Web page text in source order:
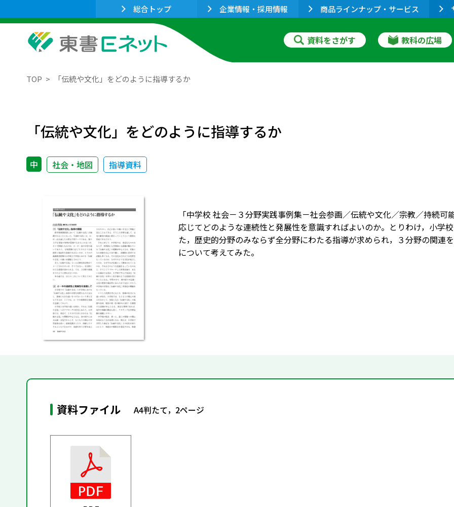
総合トップ 企業情報・採用情報 商品ラインナップ・サービス
資料をさがす 教科の広場
TOP 「伝統や文化」をどのように指導するか
「伝統や文化」をどのように指導するか
中 社会・地図 指導資料
「中学校 社会－３分野実践事例集－社会参画／伝統や文化／宗教／持続
応じてどのような連続性と発展性を意識すればよいのか。とりわけ，小学
た，歴史的分野のみならず全分野にわたる指導が求められ，３分野の関連
について考えてみた。
資料ファイル A4判たて，2ページ